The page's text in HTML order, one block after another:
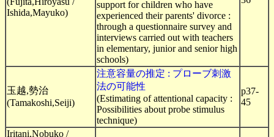
Ishida,Mayuko)
support for children who have
experienced their parents' divorce :
through a questionnaire survey and
interviews carried out with teachers
in elementary, junior and senior high
schools)
玉越,勢治
(Tamakoshi,Seiji)
注意容量の推定 : プローブ刺激
法の可能性
(Estimating of attentional capacity :
Possibilities about probe stimulus
technique)
p37-
45
Iritani,Nobuko /